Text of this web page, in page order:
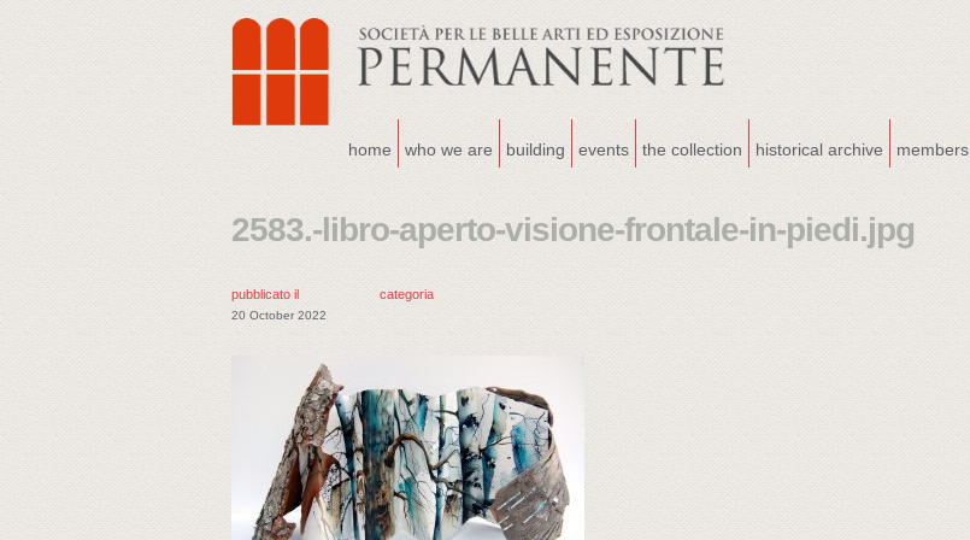
home who we are building events the collection historical archive members
2583.-libro-aperto-visione-frontale-in-piedi.jpg
pubblicato il
20 October 2022
categoria